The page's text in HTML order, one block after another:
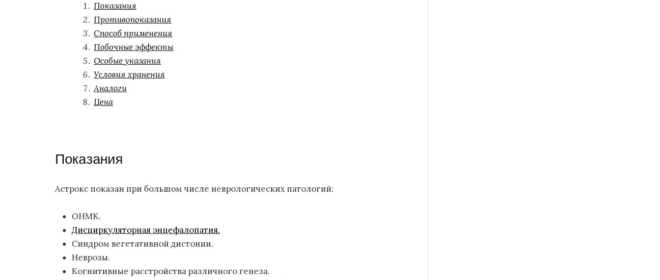
Показания
Противопоказания
Способ применения
Побочные эффекты
Особые указания
Условия хранения
Аналоги
Цена
Показания
Астрокс показан при большом числе неврологических патологий:
ОНМК.
Дисциркуляторная энцефалопатия.
Синдром вегетативной дистонии.
Неврозы.
Когнитивные расстройства различного генеза.